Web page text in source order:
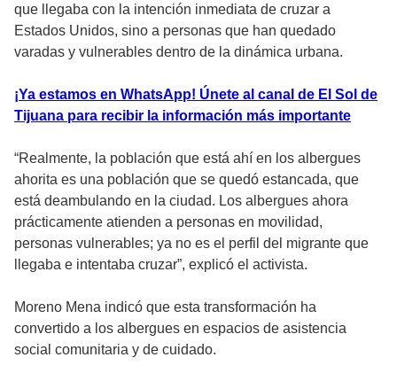
que llegaba con la intención inmediata de cruzar a
Estados Unidos, sino a personas que han quedado
varadas y vulnerables dentro de la dinámica urbana.
¡Ya estamos en WhatsApp! Únete al canal de El Sol de
Tijuana para recibir la información más importante
“Realmente, la población que está ahí en los albergues
ahorita es una población que se quedó estancada, que
está deambulando en la ciudad. Los albergues ahora
prácticamente atienden a personas en movilidad,
personas vulnerables; ya no es el perfil del migrante que
llegaba e intentaba cruzar”, explicó el activista.
Moreno Mena indicó que esta transformación ha
convertido a los albergues en espacios de asistencia
social comunitaria y de cuidado.